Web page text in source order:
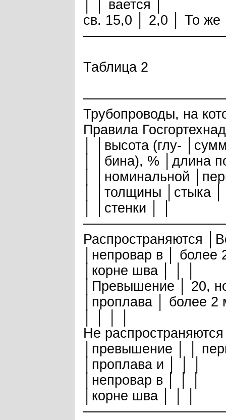
│ │ вается │
св. 15,0 │ 2,0 │ То же
Таблица 2
Трубопроводы, на
Правила
│ │высота (глу-
│ │бина), % │длина
│ │номинальной
│ │толщины │стыка │
│ │стенки │ │
Распространяются
│непровар в │
│корне шва │ │ │
│Превышение │ 20,
│проплава │ более
Не
│превышение │ │
│проплава и │ │ │
│непровар в │ │ │
│корне шва │ │ │